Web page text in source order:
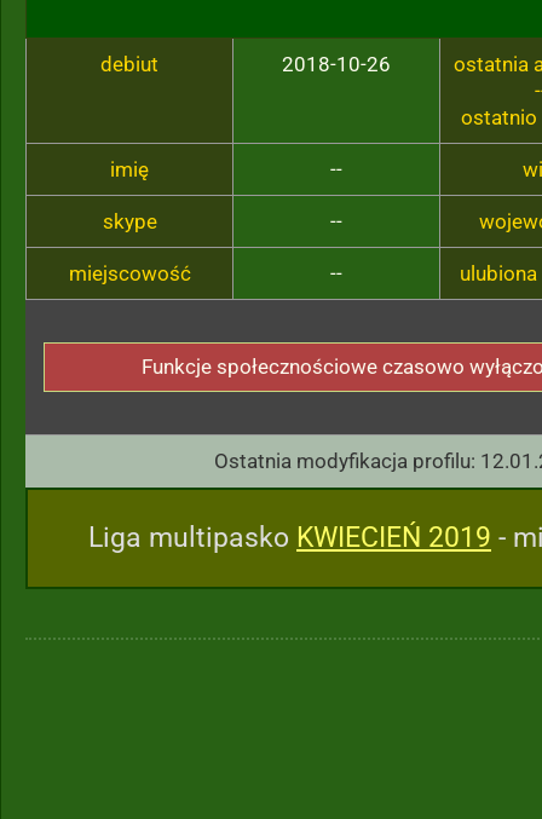
debiut 2018-10-26
ostatnia
ostatnio
imię --
skype --
miejscowość --
Funkcje społecznościowe czasowo
Ostatnia modyfikacja profilu:
Liga multipasko KWIECIEŃ 2019 -